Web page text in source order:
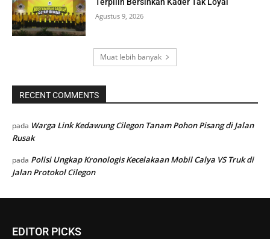
Agustus 9, 2026
Muat lebih banyak
RECENT COMMENTS
pada Warga Link Kedawung Cilegon Tanam Pohon Pisang di Jalan
Rusak
pada Polisi Ungkap Kronologis Kecelakaan Mobil Calya VS Truk di
Jalan Protokol Cilegon
EDITOR PICKS